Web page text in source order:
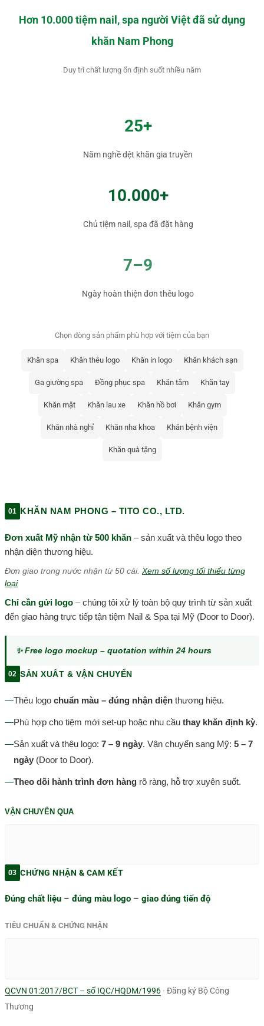
Hơn 10.000 tiệm nail, spa người Việt đã sử dụng
khăn Nam Phong
Duy trì chất lượng ổn định suốt nhiều năm
25+
Năm nghề dệt khăn gia truyền
10.000+
Chủ tiệm nail, spa đã đặt hàng
7–9
Ngày hoàn thiện đơn thêu logo
Chọn dòng sản phẩm phù hợp với tiệm của bạn
Khăn spa Khăn thêu logo Khăn in logo Khăn khách sạn
Ga giường spa Đồng phục spa Khăn tắm Khăn tay
Khăn mặt Khăn lau xe Khăn hồ bơi Khăn gym
Khăn nhà nghỉ Khăn nha khoa Khăn bệnh viện
Khăn quà tặng
01 KHĂN NAM PHONG – TITO CO., LTD.
Đơn xuất Mỹ nhận từ 500 khăn – sản xuất và thêu logo theo
nhận diện thương hiệu.
Đơn giao trong nước nhận từ 50 cái. Xem số lượng tối thiểu từng
loại
Chỉ cần gửi logo – chúng tôi xử lý toàn bộ quy trình từ sản xuất
đến giao hàng trực tiếp tận tiệm Nail & Spa tại Mỹ (Door to Door).
✨ Free logo mockup – quotation within 24 hours
02 SẢN XUẤT & VẬN CHUYỂN
—Thêu logo chuẩn màu – đúng nhận diện thương hiệu.
—Phù hợp cho tiệm mới set-up hoặc nhu cầu thay khăn định kỳ.
—Sản xuất và thêu logo: 7 – 9 ngày. Vận chuyển sang Mỹ: 5 – 7
ngày (Door to Door).
—Theo dõi hành trình đơn hàng rõ ràng, hỗ trợ xuyên suốt.
VẬN CHUYỂN QUA
03 CHỨNG NHẬN & CAM KẾT
Đúng chất liệu – đúng màu logo – giao đúng tiến độ
TIÊU CHUẨN & CHỨNG NHẬN
QCVN 01:2017/BCT – số IQC/HQDM/1996 · Đăng ký Bộ Công
Thương